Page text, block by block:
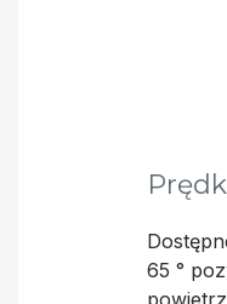
65 °